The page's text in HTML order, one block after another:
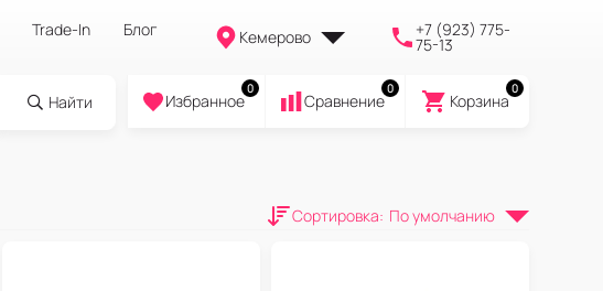
Trade-In Блог Кемерово +7 (923) 775-
75-13
Найти
0
Избранное
0
Cравнение
0
Корзина
Сортировка: По умолчанию